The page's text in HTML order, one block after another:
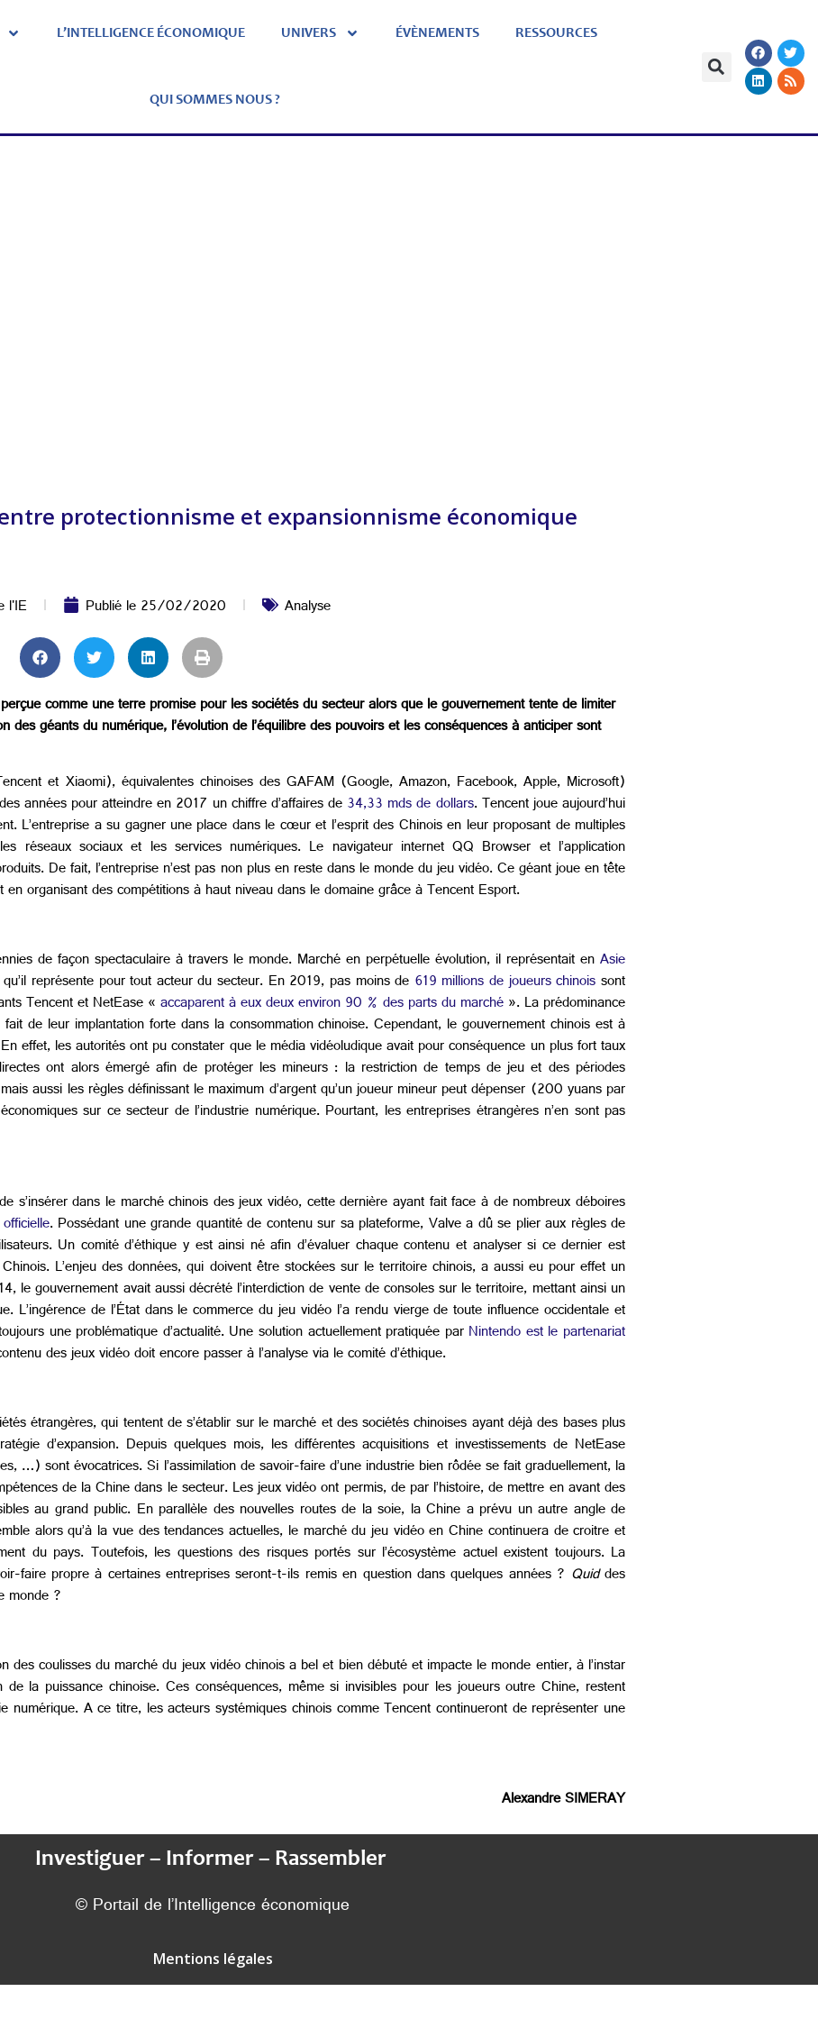
L’INTELLIGENCE ÉCONOMIQUE UNIVERS ÉVÈNEMENTS RESSOURCES
QUI SOMMES NOUS ?
protectionnisme et expansionnisme économique
l'IE Publié le25/02/2020 Analyse
comme une terre promise pour les sociétés du secteur alors que le gouvernement tente de limiter
des géants du numérique, l’évolution de l’équilibre des pouvoirs et les conséquences à anticiper sont
et Xiaomi), équivalentes chinoises des GAFAM (Google, Amazon, Facebook, Apple, Microsoft)
années pour atteindre en 2017 un chiffre d’affaires de34,33 mds de dollars. Tencent joue aujourd’hui
L’entreprise a su gagner une place dans le cœur et l’esprit des Chinois en leur proposant de multiples
réseaux sociaux et les services numériques. Le navigateur internet QQ Browser et l’application
De fait, l’entreprise n’est pas non plus en reste dans le monde du jeu vidéo. Ce géant joue en tête
organisant des compétitions à haut niveau dans le domaine grâce à Tencent Esport.
de façon spectaculaire à travers le monde. Marché en perpétuelle évolution, il représentait enAsie
représente pour tout acteur du secteur. En 2019, pas moins de 619 millions de joueurs chinoissont
Tencent et NetEase «accaparent à eux deux environ 90 % des parts du marché». La prédominance
de leur implantation forte dans la consommation chinoise. Cependant, le gouvernement chinois est à
effet, les autorités ont pu constater que le média vidéoludique avait pour conséquence un plus fort taux
ont alors émergé afin de protéger les mineurs : la restriction de temps de jeu et des périodes
aussi les règles définissant le maximum d’argent qu’un joueur mineur peut dépenser (200 yuans par
sur ce secteur de l’industrie numérique. Pourtant, les entreprises étrangères n’en sont pas
s’insérer dans le marché chinois des jeux vidéo, cette dernière ayant fait face à de nombreux déboires
. Possédant une grande quantité de contenu sur sa plateforme, Valve a dû se plier aux règles de
Un comité d’éthique y est ainsi né afin d’évaluer chaque contenu et analyser si ce dernier est
L’enjeu des données, qui doivent être stockées sur le territoire chinois, a aussi eu pour effet un
gouvernement avait aussi décrété l’interdiction de vente de consoles sur le territoire, mettant ainsi un
L’ingérence de l’État dans le commerce du jeu vidéo l’a rendu vierge de toute influence occidentale et
une problématique d’actualité. Une solution actuellement pratiquée parNintendo est le partenariat
des jeux vidéo doit encore passer à l’analyse via le comité d’éthique.
étrangères, qui tentent de s’établir sur le marché et des sociétés chinoises ayant déjà des bases plus
d’expansion. Depuis quelques mois, les différentes acquisitions et investissements de NetEase
…) sont évocatrices. Si l’assimilation de savoir-faire d’une industrie bien rôdée se fait graduellement, la
de la Chine dans le secteur. Les jeux vidéo ont permis, de par l’histoire, de mettre en avant des
au grand public. En parallèle des nouvelles routes de la soie, la Chine a prévu un autre angle de
alors qu’à la vue des tendances actuelles, le marché du jeu vidéo en Chine continuera de croitre et
du pays. Toutefois, les questions des risques portés sur l’écosystème actuel existent toujours. La
faire propre à certaines entreprises seront-t-ils remis en question dans quelques années ? Quiddes
monde ?
coulisses du marché du jeux vidéo chinois a bel et bien débuté et impacte le monde entier, à l’instar
la puissance chinoise. Ces conséquences, même si invisibles pour les joueurs outre Chine, restent
numérique. A ce titre, les acteurs systémiques chinois comme Tencent continueront de représenter une
Alexandre SIMERAY
Investiguer – Informer – Rassembler
© Portail de l’Intelligence économique
Mentions légales